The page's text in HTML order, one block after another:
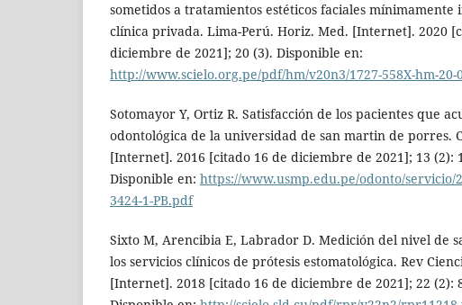
sometidos a tratamientos estéticos faciales mínimamente
clínica privada. Lima-Perú. Horiz. Med. [Internet]. 2020
diciembre de 2021]; 20 (3). Disponible en:
http://www.scielo.org.pe/pdf/hm/v20n3/1727-558X-hm-20-
Sotomayor Y, Ortiz R. Satisfacción de los pacientes que
odontológica de la universidad de san martin de porres.
[Internet]. 2016 [citado 16 de diciembre de 2021]; 13 (2):
Disponible en: https://www.usmp.edu.pe/odonto/servicio/
3424-1-PB.pdf
Sixto M, Arencibia E, Labrador D. Medición del nivel de
los servicios clínicos de prótesis estomatológica. Rev
[Internet]. 2018 [citado 16 de diciembre de 2021]; 22 (2):